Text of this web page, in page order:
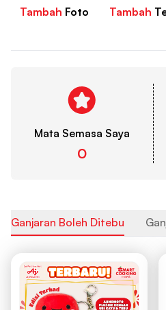
Tambah Foto Tambah
Mata Semasa Saya
0
Ganjaran Boleh Ditebus